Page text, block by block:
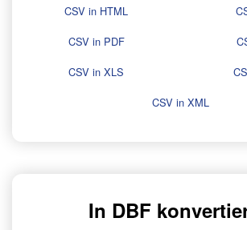
CSV in HTML
CSV in PDF
CSV in XLS
CSV in XML
In DBF